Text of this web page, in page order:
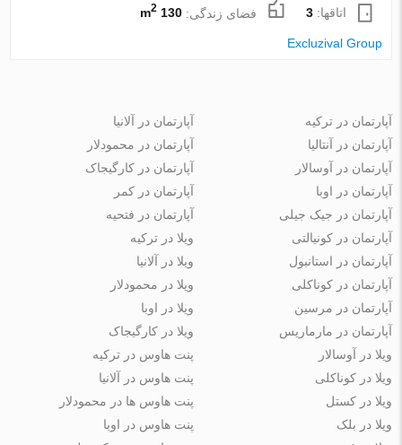
اتاقها:3 فضای زندگی:130 m
2
Excluzival Group
آپارتمان در ترکیه
آپارتمان در آنتالیا
آپارتمان در آوسالار
آپارتمان در اوبا
آپارتمان در جیک جیلی
آپارتمان در آلانیا
آپارتمان در محمودلار
آپارتمان در کارگیجاک
آپارتمان در کمر
آپارتمان در فتحیه
آپارتمان در کونیالتی
آپارتمان در استانبول
آپارتمان در کوناکلی
آپارتمان در مرسین
آپارتمان در مارماریس
ویلا در ترکیه
ویلا در آلانیا
ویلا در محمودلار
ویلا در اوبا
ویلا در کارگیجاک
ویلا در آوسالار
ویلا در کوناکلی
ویلا در کستل
ویلا در بلک
پنت هاوس در ترکیه
پنت هاوس در آلانیا
پنت هاوس ها در محمودلار
پنت هاوس در اوبا